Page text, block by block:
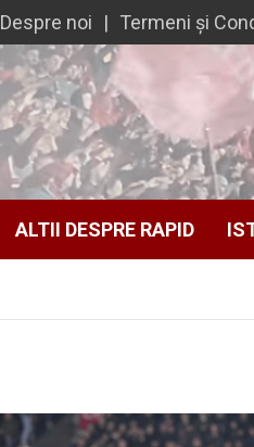
Despre noi Termeni și
ALTII DESPRE RAPID